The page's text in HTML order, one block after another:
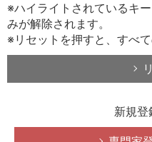
※ハイライトされているキ
みが解除されます。
※リセットを押すと、すべ
新規登